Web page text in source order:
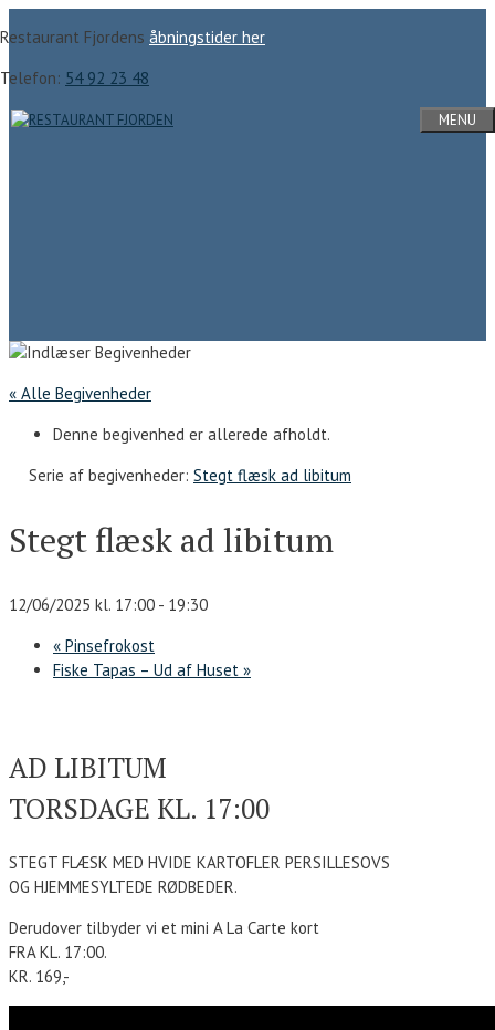
til
indhold
Restaurant Fjordens åbningstider her
Telefon: 54 92 23 48
MENU
« Alle Begivenheder
Denne begivenhed er allerede afholdt.
Serie af begivenheder: Stegt flæsk ad libitum
Stegt flæsk ad libitum
12/06/2025 kl. 17:00 - 19:30
« Pinsefrokost
Fiske Tapas – Ud af Huset »
AD LIBITUM
TORSDAGE KL. 17:00
STEGT FLÆSK MED HVIDE KARTOFLER PERSILLESOVS
OG HJEMMESYLTEDE RØDBEDER.
Derudover tilbyder vi et mini A La Carte kort
FRA KL. 17:00.
KR. 169,-